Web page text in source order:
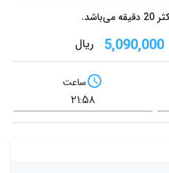
20 دقیقه می‌باشد.
5,090,000 ریال
ساعت